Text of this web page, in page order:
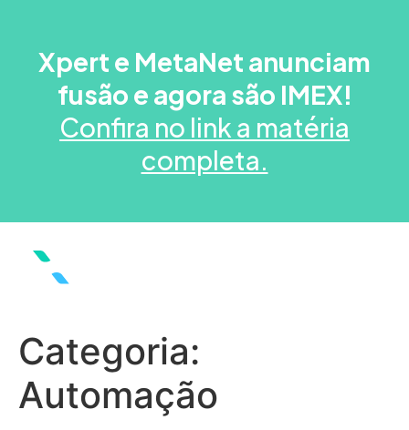
Xpert e MetaNet anunciam
fusão e agora são IMEX!
Confira no link a matéria
completa.
Categoria:
Automação